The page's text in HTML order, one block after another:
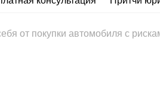
от покупки автомобиля с